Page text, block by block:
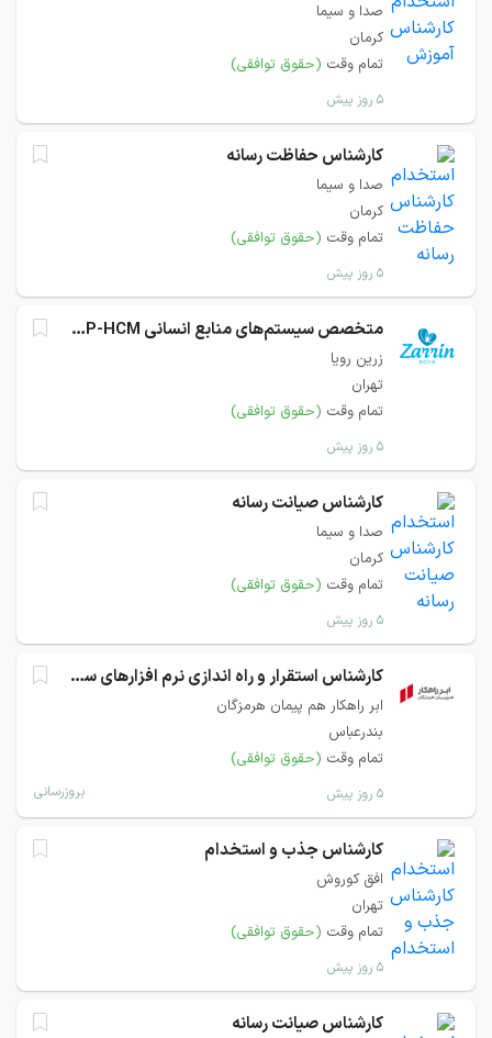
صدا و سیما
کرمان
تمام وقت (حقوق توافقی)
۵ روز پیش
کارشناس حفاظت رسانه
صدا و سیما
کرمان
تمام وقت (حقوق توافقی)
۵ روز پیش
متخصص سیستم‌های منابع انسانی SAP-HCM
زرین رویا
تهران
تمام وقت (حقوق توافقی)
۵ روز پیش
کارشناس صیانت رسانه
صدا و سیما
کرمان
تمام وقت (حقوق توافقی)
۵ روز پیش
کارشناس استقرار و راه اندازی نرم افزارهای سازمانی
ابر راهکار هم پیمان هرمزگان
بندرعباس
تمام وقت (حقوق توافقی)
۵ روز پیش بروزرسانی
کارشناس جذب و استخدام
افق کوروش
تهران
تمام وقت (حقوق توافقی)
۵ روز پیش
کارشناس صیانت رسانه